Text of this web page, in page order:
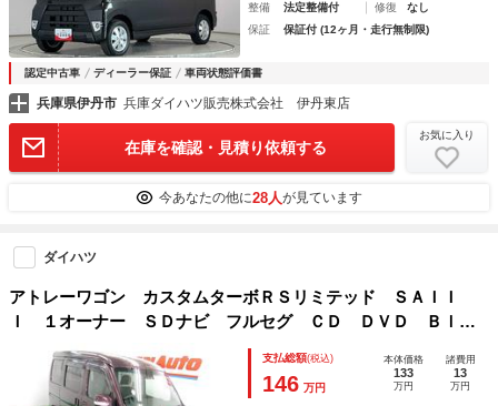
整備
法定整備付 修復
なし
保証
保証付 (12ヶ月・走行無制限)
認定中古車 ディーラー保証 車両状態評価書
兵庫県伊丹市 兵庫ダイハツ販売株式会社 伊丹東店
在庫を確認・見積り依頼する
お気に入り
今あなたの他に28人が見ています
ダイハツ
アトレーワゴン カスタムターボＲＳリミテッド ＳＡＩＩ
Ｉ １オーナー ＳＤナビ フルセグ ＣＤ ＤＶＤ Ｂｌｕ
ｅｔｏｏｔｈ Ａストップ ＥＴＣ 左側電動ドア キーレ
ス 電格ミラー １３アルミ バックカメラ オートライト
ＬＥＤヘッド フォグ ルーフコンソール
支払総額(税込)
146 万円
本体価格
133
万円
諸費用
13
万円